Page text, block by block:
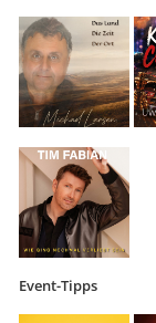
Event-Tipps